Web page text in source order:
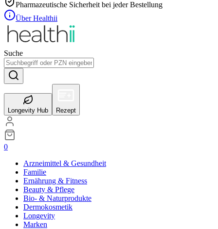
Pharmazeutische Sicherheit bei jeder Bestellung
Über Healthii
Suche
Longevity Hub Rezept
0
Arzneimittel & Gesundheit
Familie
Ernährung & Fitness
Beauty & Pflege
Bio- & Naturprodukte
Dermokosmetik
Longevity
Marken